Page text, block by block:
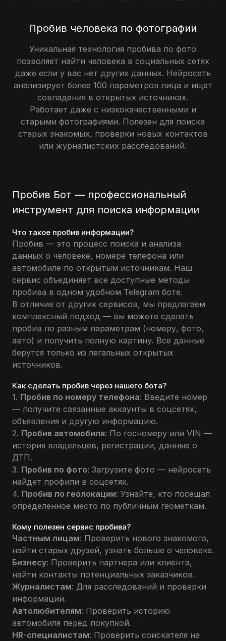
Пробив человека по фотографии
Уникальная технология пробива по фото
позволяет найти человека в социальных сетях
даже если у вас нет других данных. Нейросеть
анализирует более 100 параметров лица и ищет
совпадения в открытых источниках.
Работает даже с низкокачественными и
старыми фотографиями. Полезен для поиска
старых знакомых, проверки новых контактов
или журналистских расследований.
Пробив Бот — профессиональный
инструмент для поиска информации
Что такое пробив информации?
Пробив — это процесс поиска и анализа
данных о человеке, номере телефона или
автомобиле по открытым источникам. Наш
сервис объединяет все доступные методы
пробива в одном удобном Telegram боте.
В отличие от других сервисов, мы предлагаем
комплексный подход — вы можете сделать
пробив по разным параметрам (номеру, фото,
авто) и получить полную картину. Все данные
берутся только из легальных открытых
источников.
Как сделать пробив через нашего бота?
1. Пробив по номеру телефона: Введите номер
— получите связанные аккаунты в соцсетях,
объявления и другую информацию.
2. Пробив автомобиля: По госномеру или VIN —
история владельцев, регистрации, данные о
ДТП.
3. Пробив по фото: Загрузите фото — нейросеть
найдет профили в соцсетях.
4. Пробив по геолокации: Узнайте, кто посещал
определенное место по публичным геометкам.
Кому полезен сервис пробива?
Частным лицам: Проверить нового знакомого,
найти старых друзей, узнать больше о человеке.
Бизнесу: Проверить партнера или клиента,
найти контакты потенциальных заказчиков.
Журналистам: Для расследований и проверки
информации.
Автолюбителям: Проверить историю
автомобиля перед покупкой.
HR-специалистам: Проверить соискателя на